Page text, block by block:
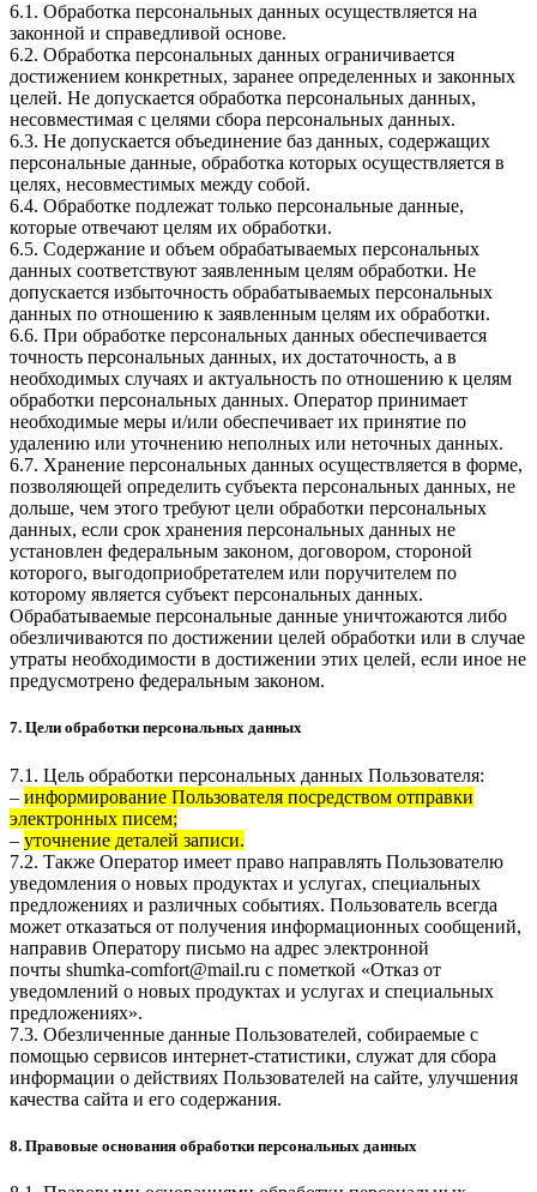
6.1. Обработка персональных данных осуществляется на
законной и справедливой основе.
6.2. Обработка персональных данных ограничивается
достижением конкретных, заранее определенных и законных
целей. Не допускается обработка персональных данных,
несовместимая с целями сбора персональных данных.
6.3. Не допускается объединение баз данных, содержащих
персональные данные, обработка которых осуществляется в
целях, несовместимых между собой.
6.4. Обработке подлежат только персональные данные,
которые отвечают целям их обработки.
6.5. Содержание и объем обрабатываемых персональных
данных соответствуют заявленным целям обработки. Не
допускается избыточность обрабатываемых персональных
данных по отношению к заявленным целям их обработки.
6.6. При обработке персональных данных обеспечивается
точность персональных данных, их достаточность, а в
необходимых случаях и актуальность по отношению к целям
обработки персональных данных. Оператор принимает
необходимые меры и/или обеспечивает их принятие по
удалению или уточнению неполных или неточных данных.
6.7. Хранение персональных данных осуществляется в форме,
позволяющей определить субъекта персональных данных, не
дольше, чем этого требуют цели обработки персональных
данных, если срок хранения персональных данных не
установлен федеральным законом, договором, стороной
которого, выгодоприобретателем или поручителем по
которому является субъект персональных данных.
Обрабатываемые персональные данные уничтожаются либо
обезличиваются по достижении целей обработки или в случае
утраты необходимости в достижении этих целей, если иное не
предусмотрено федеральным законом.
7. Цели обработки персональных данных
7.1. Цель обработки персональных данных Пользователя:
– информирование Пользователя посредством отправки
электронных писем;
– уточнение деталей записи.
7.2. Также Оператор имеет право направлять Пользователю
уведомления о новых продуктах и услугах, специальных
предложениях и различных событиях. Пользователь всегда
может отказаться от получения информационных сообщений,
направив Оператору письмо на адрес электронной
почты shumka-comfort@mail.ru с пометкой «Отказ от
уведомлений о новых продуктах и услугах и специальных
предложениях».
7.3. Обезличенные данные Пользователей, собираемые с
помощью сервисов интернет-статистики, служат для сбора
информации о действиях Пользователей на сайте, улучшения
качества сайта и его содержания.
8. Правовые основания обработки персональных данных